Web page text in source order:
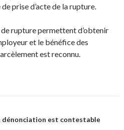
prise d’acte de la rupture.
rupture permettent d’obtenir
et le bénéfice des
est reconnu.
dénonciation est contestable